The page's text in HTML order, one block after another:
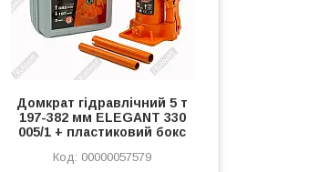
Домкрат гідравлічний 5 т
197-382 мм ELEGANT 330
005/1 + пластиковий бокс
00000057579